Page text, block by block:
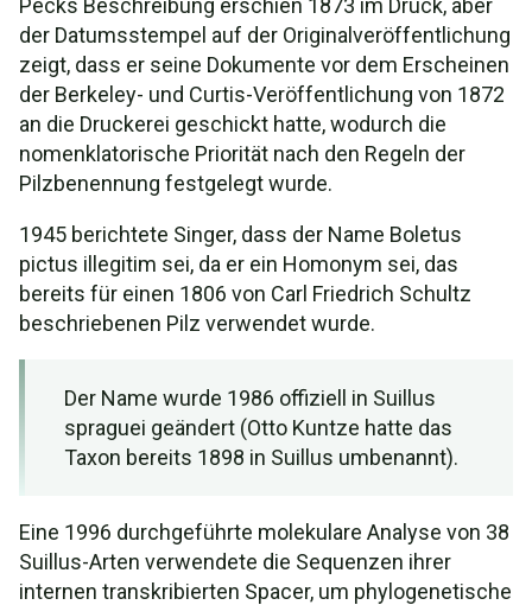
Pecks Beschreibung erschien 1873 im Druck, aber
der Datumsstempel auf der Originalveröffentlichung
zeigt, dass er seine Dokumente vor dem Erscheinen
der Berkeley- und Curtis-Veröffentlichung von 1872
an die Druckerei geschickt hatte, wodurch die
nomenklatorische Priorität nach den Regeln der
Pilzbenennung festgelegt wurde.
1945 berichtete Singer, dass der Name Boletus
pictus illegitim sei, da er ein Homonym sei, das
bereits für einen 1806 von Carl Friedrich Schultz
beschriebenen Pilz verwendet wurde.
Der Name wurde 1986 offiziell in Suillus
spraguei geändert (Otto Kuntze hatte das
Taxon bereits 1898 in Suillus umbenannt).
Eine 1996 durchgeführte molekulare Analyse von 38
Suillus-Arten verwendete die Sequenzen ihrer
internen transkribierten Spacer, um phylogenetische